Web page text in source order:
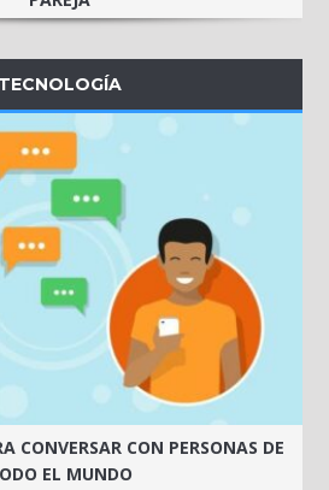
TECNOLOGÍA
CONVERSAR CON PERSONAS DE
EL MUNDO